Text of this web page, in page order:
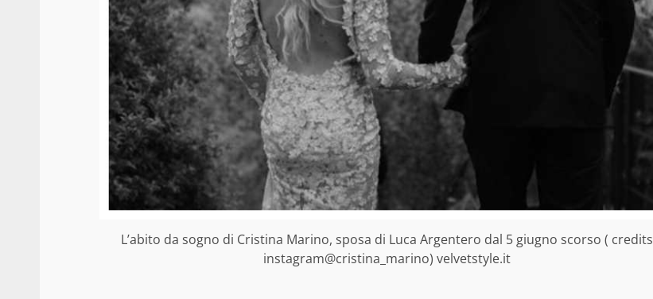
L’abito da sogno di Cristina Marino, sposa di Luca Argentero dal 5 giugno scorso ( credits
instagram@cristina_marino) velvetstyle.it